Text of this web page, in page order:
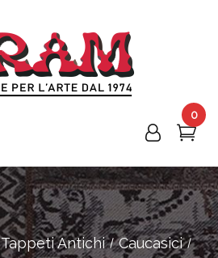
0
Tappeti Antichi
Caucasici